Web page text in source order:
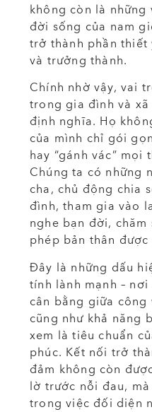
không còn là
đời sống của nam
trở thành phần thiết
và trưởng thành.
Chính nhờ vậy, vai
trong gia đình và
định nghĩa. Họ
của mình chỉ gói
hay “gánh vác”
Chúng ta có những
cha, chủ động chia
đình, tham gia vào
nghe bạn đời, chăm
phép bản thân
Đây là những dấu
tính lành mạnh –
cân bằng giữa công
cũng như khả năng
xem là tiêu chuẩn
phúc. Kết nối trở
đảm không còn
lờ trước nỗi đau,
trong việc đối diện